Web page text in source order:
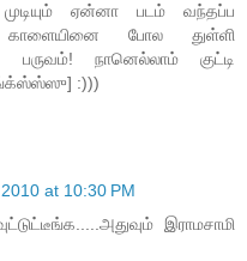
முடியும் ஏன்னா படம் வந்தப்ப
போல துள்ளி
பருவம்! நானெல்லாம் குட்டி
:)))
at 10:30 PM
இராமசாமி